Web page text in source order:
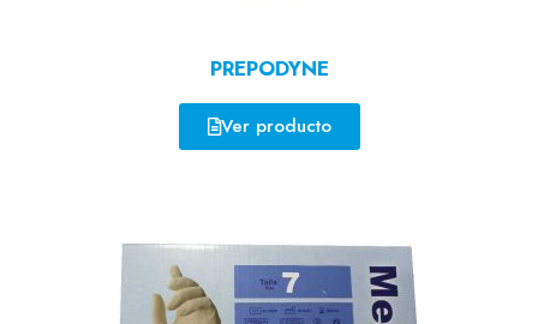
PREPODYNE
Ver producto